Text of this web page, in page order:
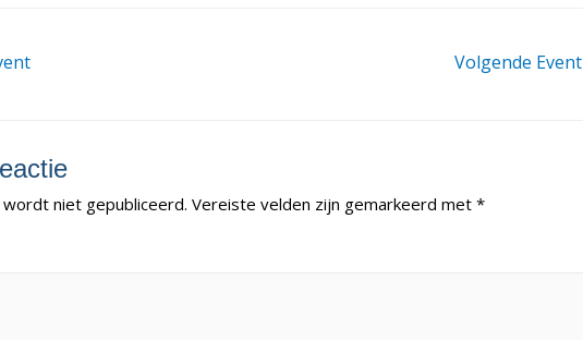
Volgende Event
niet gepubliceerd. Vereiste velden zijn gemarkeerd met *